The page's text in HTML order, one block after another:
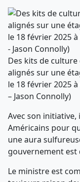
Des kits de
alignés sur une
le 18 février 2025
– Jason Connolly)
Avec son
Américains pour
une aura
gouvernement est
Le ministre est